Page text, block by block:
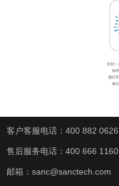
客户客服电话：400 882 0626
售后服务电话：400 666 1160
邮箱：sanc@sanctech.com